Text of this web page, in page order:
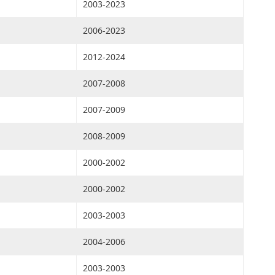
2003-2023
2006-2023
2012-2024
2007-2008
2007-2009
2008-2009
2000-2002
2000-2002
2003-2003
2004-2006
2003-2003